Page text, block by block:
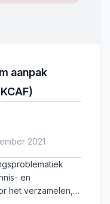
aanpak
2021
en
het verzamelen,